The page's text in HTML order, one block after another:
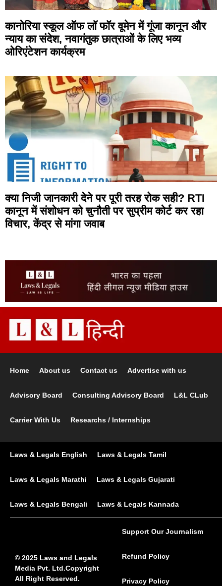
कानोरिया स्कूल ऑफ लॉ फॉर वूमेन में गूंजा कानून और
न्याय का संदेश, नवागंतुक छात्राओं के लिए भव्य
ओरिएंटेशन कार्यक्रम
क्या निजी जानकारी देने पर पूरी तरह रोक सही? RTI
कानून में संशोधन को चुनौती पर सुप्रीम कोर्ट कर रहा
विचार, केंद्र से मांगा जवाब
Home About us Contact us Advertise with us
Advisory Board Consulting Advisory Board L&L CLub
Carrier With Us Researchs / Internships
Laws & Legals English Laws & Legals Tamil
Laws & Legals Marathi Laws & Legals Gujarati
Laws & Legals Bengali Laws & Legals Kannada
© 2025 Laws and Legals
Media Pvt. Ltd.Copyright
All Right Reserved.
Support Our Journalism
Refund Policy
Privacy Policy